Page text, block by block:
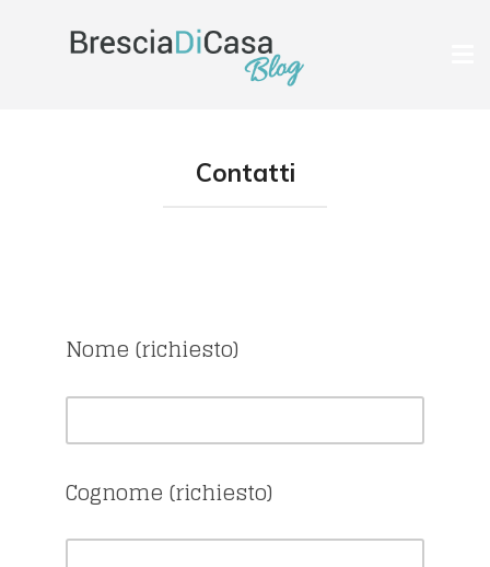
Contatti
Nome (richiesto)
Cognome (richiesto)